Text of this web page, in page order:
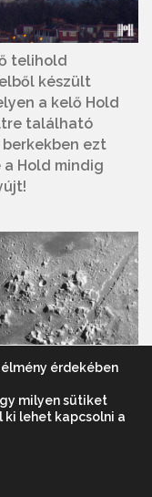
telihold
készült
a kelő Hold
található
ezt
Hold mindig
érdekében
milyen sütiket
ki lehet kapcsolni a